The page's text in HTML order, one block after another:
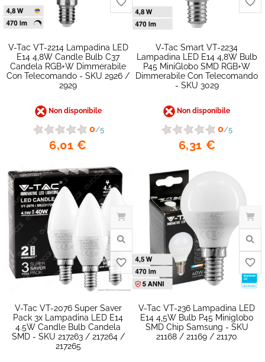
favorite_border
V-Tac VT-2214 Lampadina LED
E14 4,8W Candle Bulb C37
Candela RGB+W Dimmerabile
Con Telecomando - SKU 2926 /
2929
Non disponibile
0/5
6,01 €
V-Tac Smart VT-2234
Lampadina LED E14 4,8W Bulb
P45 MiniGlobo SMD RGB+W
Dimmerabile Con Telecomando
- SKU 3029
Non disponibile
0/5
6,31 €
V-Tac VT-2076 Super Saver
Pack 3x Lampadina LED E14
4.5W Candle Bulb Candela
SMD - SKU 217263 / 217264 /
217265
V-Tac VT-236 Lampadina LED
E14 4,5W Bulb P45 Miniglobo
SMD Chip Samsung - SKU
21168 / 21169 / 21170